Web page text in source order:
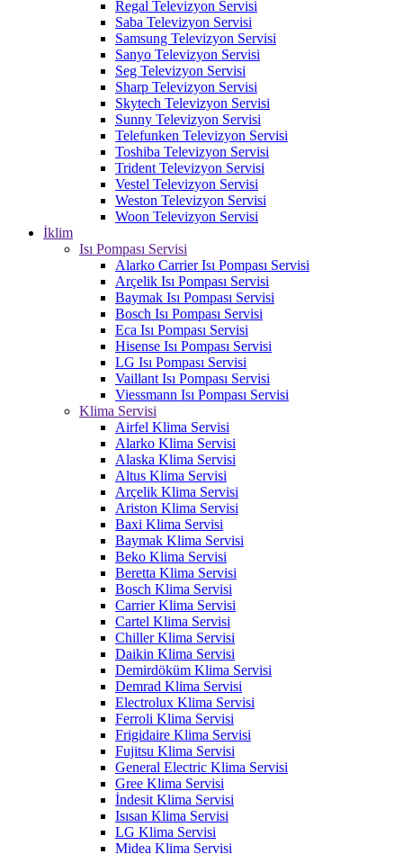
Regal Televizyon Servisi
Saba Televizyon Servisi
Samsung Televizyon Servisi
Sanyo Televizyon Servisi
Seg Televizyon Servisi
Sharp Televizyon Servisi
Skytech Televizyon Servisi
Sunny Televizyon Servisi
Telefunken Televizyon Servisi
Toshiba Televizyon Servisi
Trident Televizyon Servisi
Vestel Televizyon Servisi
Weston Televizyon Servisi
Woon Televizyon Servisi
İklim
Isı Pompası Servisi
Alarko Carrier Isı Pompası Servisi
Arçelik Isı Pompası Servisi
Baymak Isı Pompası Servisi
Bosch Isı Pompası Servisi
Eca Isı Pompası Servisi
Hisense Isı Pompası Servisi
LG Isı Pompası Servisi
Vaillant Isı Pompası Servisi
Viessmann Isı Pompası Servisi
Klima Servisi
Airfel Klima Servisi
Alarko Klima Servisi
Alaska Klima Servisi
Altus Klima Servisi
Arçelik Klima Servisi
Ariston Klima Servisi
Baxi Klima Servisi
Baymak Klima Servisi
Beko Klima Servisi
Beretta Klima Servisi
Bosch Klima Servisi
Carrier Klima Servisi
Cartel Klima Servisi
Chiller Klima Servisi
Daikin Klima Servisi
Demirdöküm Klima Servisi
Demrad Klima Servisi
Electrolux Klima Servisi
Ferroli Klima Servisi
Frigidaire Klima Servisi
Fujitsu Klima Servisi
General Electric Klima Servisi
Gree Klima Servisi
İndesit Klima Servisi
Isısan Klima Servisi
LG Klima Servisi
Midea Klima Servisi